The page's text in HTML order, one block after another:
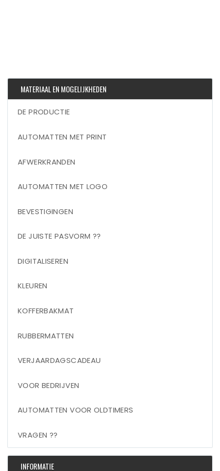
MATERIAAL EN MOGELIJKHEDEN
DE PRODUCTIE
AUTOMATTEN MET PRINT
AFWERKRANDEN
AUTOMATTEN MET LOGO
BEVESTIGINGEN
DE JUISTE PASVORM ??
DIGITALISEREN
KLEUREN
KOFFERBAKMAT
RUBBERMATTEN
VERJAARDAGSCADEAU
VOOR BEDRIJVEN
AUTOMATTEN VOOR OLDTIMERS
VRAGEN ??
INFORMATIE